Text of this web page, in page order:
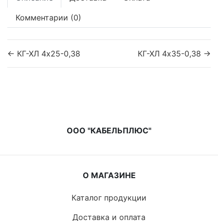
Комментарии (0)
← КГ-ХЛ 4х25-0,38 КГ-ХЛ 4х35-0,38 →
ООО "КАБЕЛЬПЛЮС"
О МАГАЗИНЕ
Каталог продукции
Доставка и оплата